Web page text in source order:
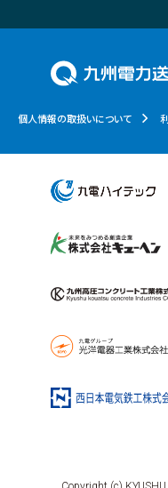
個人情報の取扱いについて